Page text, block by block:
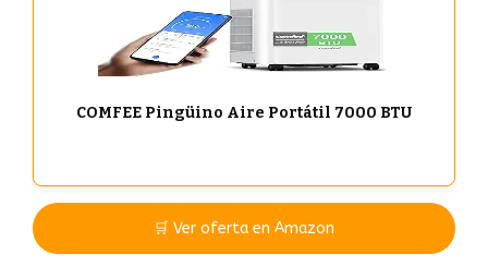
COMFEE Pingüino Aire Portátil 7000 BTU
🛒 Ver oferta en Amazon